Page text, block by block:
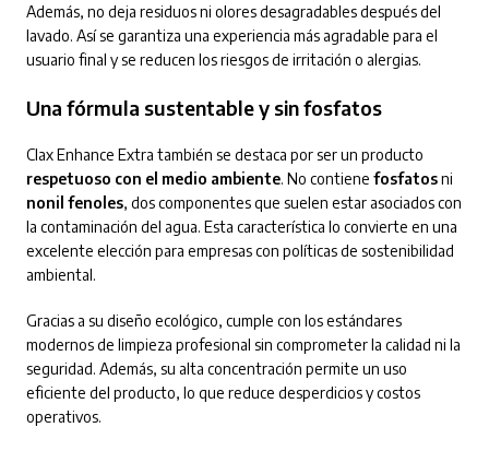
Además, no deja residuos ni olores desagradables después del
lavado. Así se garantiza una experiencia más agradable para el
usuario final y se reducen los riesgos de irritación o alergias.
Una fórmula sustentable y sin fosfatos
Clax Enhance Extra también se destaca por ser un producto
respetuoso con el medio ambiente. No contiene fosfatosni
nonil fenoles, dos componentes que suelen estar asociados con
la contaminación del agua. Esta característica lo convierte en una
excelente elección para empresas con políticas de sostenibilidad
ambiental.
Gracias a su diseño ecológico, cumple con los estándares
modernos de limpieza profesional sin comprometer la calidad ni la
seguridad. Además, su alta concentración permite un uso
eficiente del producto, lo que reduce desperdicios y costos
operativos.